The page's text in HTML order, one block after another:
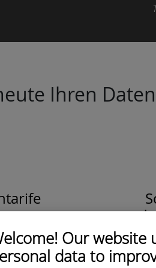
Our website
data to
Ihren
um Ihre